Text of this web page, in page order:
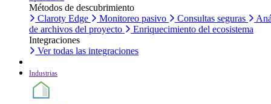
Métodos de descubrimiento
Claroty Edge
Monitoreo pasivo Consultas seguras
de archivos del proyecto
Enriquecimiento del ecosistema
Integraciones
Ver todas las integraciones
Industrias